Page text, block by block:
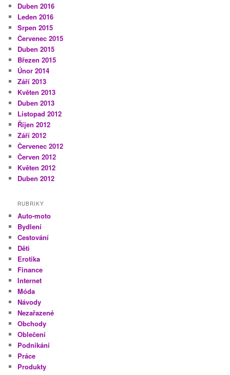
Duben 2016
Leden 2016
Srpen 2015
Červenec 2015
Duben 2015
Březen 2015
Únor 2014
Září 2013
Květen 2013
Duben 2013
Listopad 2012
Říjen 2012
Září 2012
Červenec 2012
Červen 2012
Květen 2012
Duben 2012
RUBRIKY
Auto-moto
Bydlení
Cestování
Děti
Erotika
Finance
Internet
Móda
Návody
Nezařazené
Obchody
Oblečení
Podnikání
Práce
Produkty